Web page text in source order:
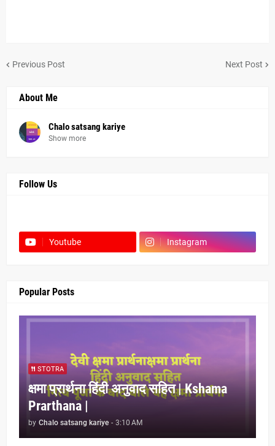
Previous Post Next Post
About Me
Chalo satsang kariye
Show more
Follow Us
Youtube Instagram
Popular Posts
STOTRA
क्षमा प्रार्थना हिंदी अनुवाद सहित | Kshama
Prarthana |
by Chalo satsang kariye - 3:10 AM